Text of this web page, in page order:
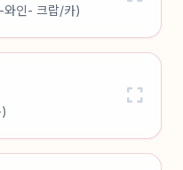
와인- 크랍/카)